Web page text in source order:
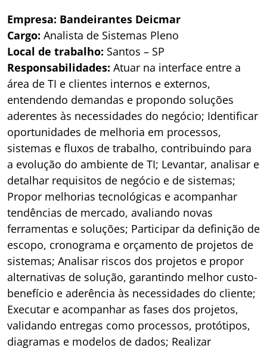
Empresa: Bandeirantes Deicmar
Cargo: Analista de Sistemas Pleno
Local de trabalho: Santos – SP
Responsabilidades: Atuar na interface entre a
área de TI e clientes internos e externos,
entendendo demandas e propondo soluções
aderentes às necessidades do negócio; Identificar
oportunidades de melhoria em processos,
sistemas e fluxos de trabalho, contribuindo para
a evolução do ambiente de TI; Levantar, analisar e
detalhar requisitos de negócio e de sistemas;
Propor melhorias tecnológicas e acompanhar
tendências de mercado, avaliando novas
ferramentas e soluções; Participar da definição de
escopo, cronograma e orçamento de projetos de
sistemas; Analisar riscos dos projetos e propor
alternativas de solução, garantindo melhor custo-
benefício e aderência às necessidades do cliente;
Executar e acompanhar as fases dos projetos,
validando entregas como processos, protótipos,
diagramas e modelos de dados; Realizar